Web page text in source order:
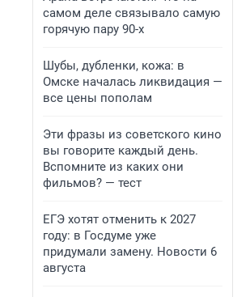
самом деле связывало самую
горячую пару 90-х
Шубы, дубленки, кожа: в
Омске началась ликвидация —
все цены пополам
Эти фразы из советского кино
вы говорите каждый день.
Вспомните из каких они
фильмов? — тест
ЕГЭ хотят отменить к 2027
году: в Госдуме уже
придумали замену. Новости 6
августа